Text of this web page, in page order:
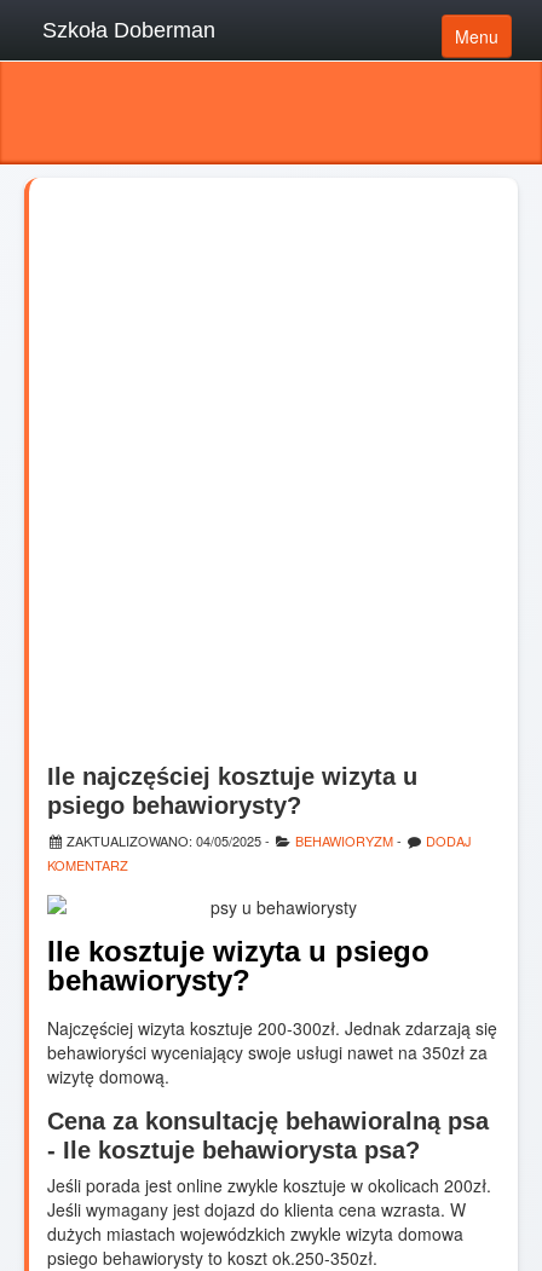
Menu
Szkoła Doberman
Ile najczęściej kosztuje wizyta u
psiego behawiorysty?
ZAKTUALIZOWANO: 04/05/2025- BEHAWIORYZM-
DODAJ
KOMENTARZ
Ile kosztuje wizyta u psiego
behawiorysty?
Najczęściej wizyta kosztuje 200-300zł. Jednak zdarzają się
behawioryści wyceniający swoje usługi nawet na 350zł za
wizytę domową.
Cena za konsultację behawioralną psa
- Ile kosztuje behawiorysta psa?
Jeśli porada jest online zwykle kosztuje w okolicach 200zł.
Jeśli wymagany jest dojazd do klienta cena wzrasta. W
dużych miastach wojewódzkich zwykle wizyta domowa
psiego behawiorysty to koszt ok.250-350zł.